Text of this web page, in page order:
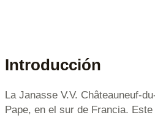
Introducción
La Janasse V.V. Châteauneuf-
Pape, en el sur de Francia.